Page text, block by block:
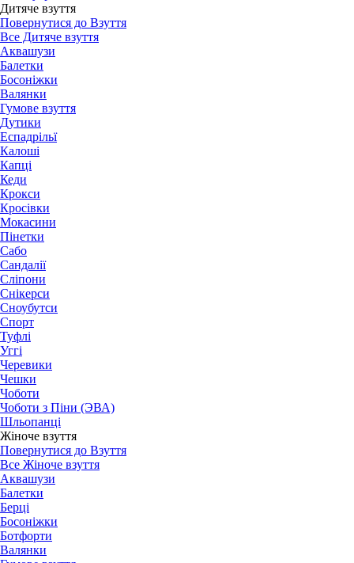
Дитяче взуття
Повернутися до Взуття
Все Дитяче взуття
Аквашузи
Балетки
Босоніжки
Валянки
Гумове взуття
Дутики
Еспадрільї
Калоші
Капці
Кеди
Крокси
Кросівки
Мокасини
Пінетки
Сабо
Сандалії
Сліпони
Снікерси
Сноубутси
Спорт
Туфлі
Уггі
Черевики
Чешки
Чоботи
Чоботи з Піни (ЭВА)
Шльопанці
Жіноче взуття
Повернутися до Взуття
Все Жіноче взуття
Аквашузи
Балетки
Берці
Босоніжки
Ботфорти
Валянки